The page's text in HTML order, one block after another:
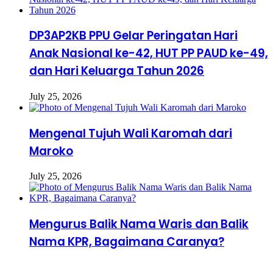
DP3AP2KB PPU Gelar Peringatan Hari
Anak Nasional ke-42, HUT PP PAUD ke-49,
dan Hari Keluarga Tahun 2026
July 25, 2026
Mengenal Tujuh Wali Karomah dari
Maroko
July 25, 2026
Mengurus Balik Nama Waris dan Balik
Nama KPR, Bagaimana Caranya?